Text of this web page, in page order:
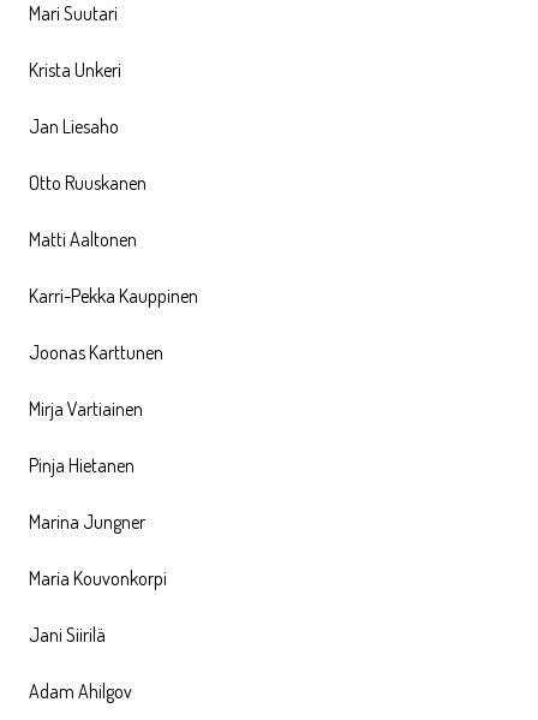
Mari Suutari
Krista Unkeri
Jan Liesaho
Otto Ruuskanen
Matti Aaltonen
Karri-Pekka Kauppinen
Joonas Karttunen
Mirja Vartiainen
Pinja Hietanen
Marina Jungner
Maria Kouvonkorpi
Jani Siirilä
Adam Ahilgov